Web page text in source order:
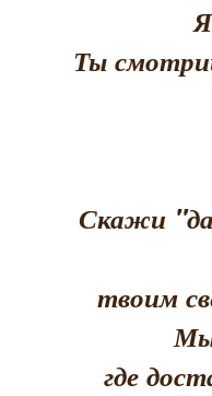
Ты
Скажи
твоим
Мы
где